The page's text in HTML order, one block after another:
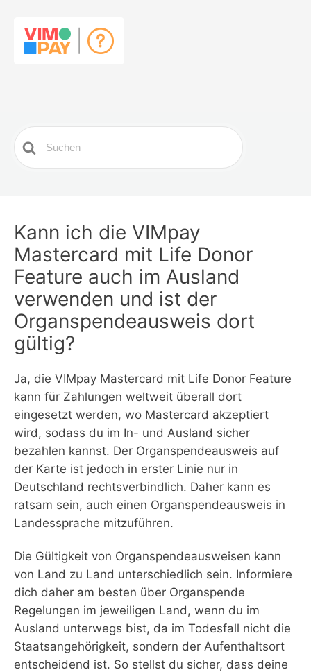
Search
For
Kann ich die VIMpay
Mastercard mit Life Donor
Feature auch im Ausland
verwenden und ist der
Organspendeausweis dort
gültig?
Ja, die VIMpay Mastercard mit Life Donor Feature
kann für Zahlungen weltweit überall dort
eingesetzt werden, wo Mastercard akzeptiert
wird, sodass du im In- und Ausland sicher
bezahlen kannst. Der Organspendeausweis auf
der Karte ist jedoch in erster Linie nur in
Deutschland rechtsverbindlich. Daher kann es
ratsam sein, auch einen Organspendeausweis in
Landessprache mitzuführen.
Die Gültigkeit von Organspendeausweisen kann
von Land zu Land unterschiedlich sein. Informiere
dich daher am besten über Organspende
Regelungen im jeweiligen Land, wenn du im
Ausland unterwegs bist, da im Todesfall nicht die
Staatsangehörigkeit, sondern der Aufenthaltsort
entscheidend ist. So stellst du sicher, dass deine